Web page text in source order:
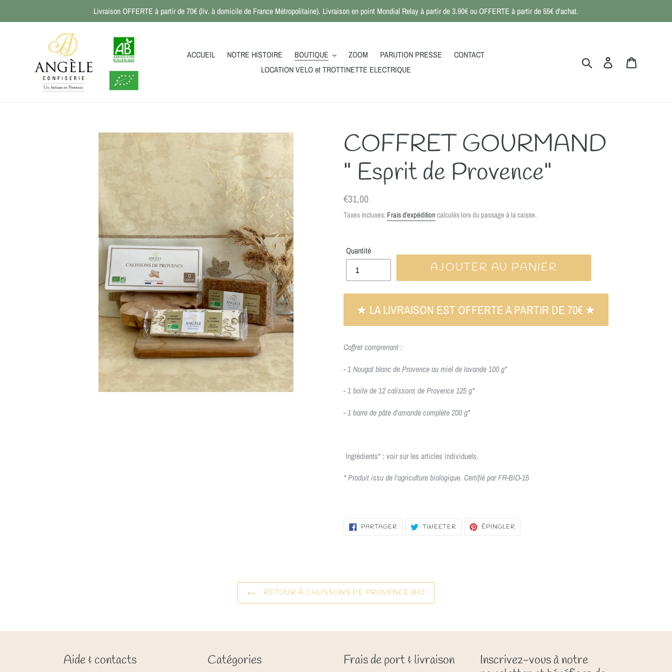
Livraison OFFERTE à partir de 70€ (liv. à domicile de France Métropolitaine). Livraison en point Mondial Relay à partir de 3.90€ ou OFFERTE à partir de 55€ d'achat.
ACCUEIL NOTRE HISTOIRE BOUTIQUE ZOOM PARUTION PRESSE
CONTACT
LOCATION VELO et TROTTINETTE ELECTRIQUE
RechercherSe connecter
COFFRET GOURMAND
" Esprit de Provence"
Prix
normal
€31,00
Taxes incluses.Frais d'expéditioncalculés lors du passage à la caisse.
Quantité
AJOUTER AU PANIER
★ LA LIVRAISON EST OFFERTE A PARTIR DE 70€ ★
Coffret comprenant :
- 1 Nougat blanc de Provence au miel de lavande 100 g*
- 1 boite de 12 calissons de Provence 125 g*
- 1 barre de pâte d'amande complète 200 g*
Ingrédients* : voir sur les articles individuels.
* Produit issu de l'agriculture biologique. Certifié par FR-BIO-15
PARTAGERPARTAGER
SUR
TWEETER TWEETERÉPINGLER
RETOUR À CALISSONS DE PROVENCE BIO
Aide & contacts Catégories Frais de port & livraison
Inscrivez-vous à notre